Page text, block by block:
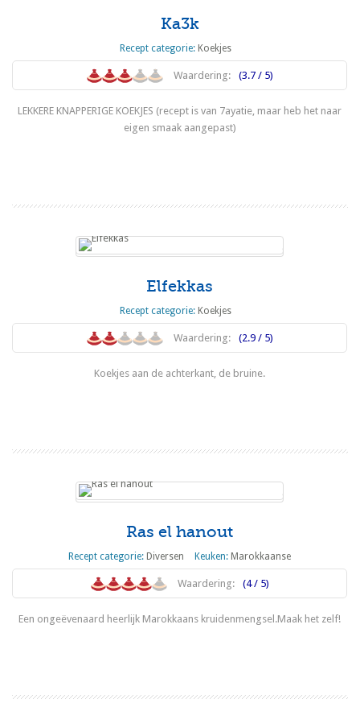
Ka3k
Recept categorie: Koekjes
Waardering: (3.7 / 5)
LEKKERE KNAPPERIGE KOEKJES (recept is van 7ayatie, maar heb het naar
eigen smaak aangepast)
Elfekkas
Recept categorie: Koekjes
Waardering: (2.9 / 5)
Koekjes aan de achterkant, de bruine.
Ras el hanout
Recept categorie: Diversen Keuken: Marokkaanse
Waardering: (4 / 5)
Een ongeëvenaard heerlijk Marokkaans kruidenmengsel.Maak het zelf!